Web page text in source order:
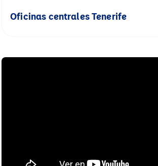
Oficinas centrales Tenerife